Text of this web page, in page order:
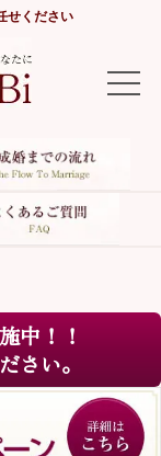
せください
中！！
さい。